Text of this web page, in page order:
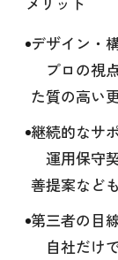
デザイン・
プロの視
た質の高い
継続的なサ
運用保守
善提案など
第三者の目
自社だけ